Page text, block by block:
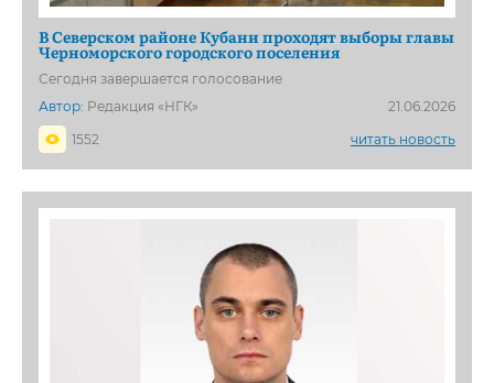
В Северском районе Кубани проходят выборы главы
Черноморского городского поселения
Сегодня завершается голосование
Автор: Редакция «НГК»
21.06.2026
1552
читать новость